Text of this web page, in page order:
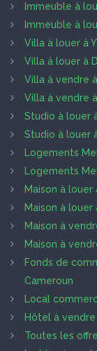
Immeuble à
Immeuble à
Villa à louer à
Villa à louer à
Villa à vendre
Villa à vendre
Studio à louer
Studio à louer
Logements
Logements
Maison à louer
Maison à louer
Maison à
Maison à
Fonds de
Cameroun
Local
Hôtel à vendre
Toutes les